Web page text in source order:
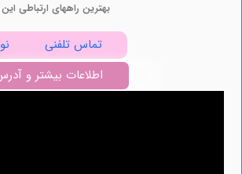
بهترین راههای ارتباطی این دکتر
تماس تلفنی
نوبت دهی
اطلاعات بیشتر و آدرس